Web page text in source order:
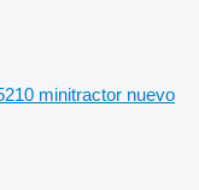
minitractor nuevo